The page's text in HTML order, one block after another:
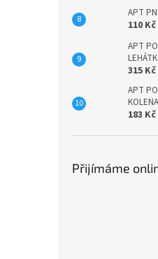
APT
110 Kč
APT
315 Kč
APT
KOLENA
183 Kč
Přijímáme